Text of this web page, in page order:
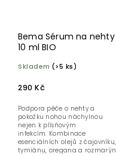
Bema Sérum na nehty
10 ml BIO
Skladem (>5 ks)
290 Kč
Podpora péče o nehty a
pokožku nohou náchylnou
nejen k plísňovým
infekcím. Kombinace
esenciálních olejů z čajovníku,
tymiánu, oregana a